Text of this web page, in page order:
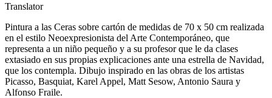
Translator
Pintura a las Ceras sobre cartón de medidas de 70 x 50 cm realizada
en el estilo Neoexpresionista del Arte Contemporáneo, que
representa a un niño pequeño y a su profesor que le da clases
extasiado en sus propias explicaciones ante una estrella de Navidad,
que los contempla. Dibujo inspirado en las obras de los artistas
Picasso, Basquiat, Karel Appel, Matt Sesow, Antonio Saura y
Alfonso Fraile.